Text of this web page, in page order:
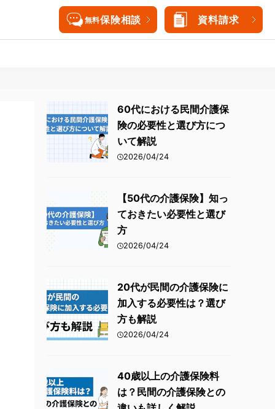
無料保険相談 資料請求
三大疾病保険
持病がある方向けがん保険
終身保険
傷害保険
女性医療保険
就業不能保険
介護保険
海外旅行保険
三大疾病保険
持病がある方向けがん保険
終身保険
60代における民間介護保
険の必要性と選び方につ
いて解説
2026/04/24
【50代の介護保険】知っ
ておきたい必要性と選び
方
2026/04/24
20代が民間の介護保険に
加入する必要性は？選び
方も解説
2026/04/24
40歳以上の介護保険料
は？民間の介護保険との